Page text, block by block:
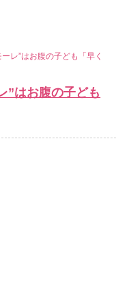
レ”はお腹の子ども「早く
”はお腹の子ども